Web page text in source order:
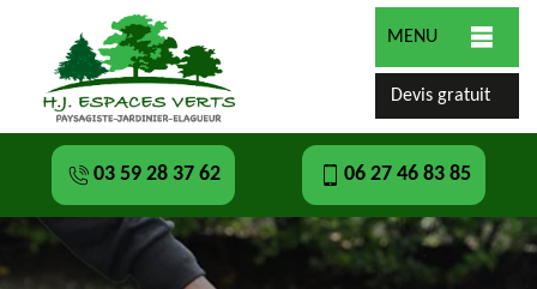
MENU
Devis gratuit
03 59 28 37 62 06 27 46 83 85